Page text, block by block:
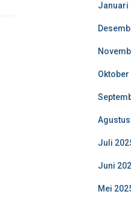
Januari
Oktober
Juli
Juni
Mei